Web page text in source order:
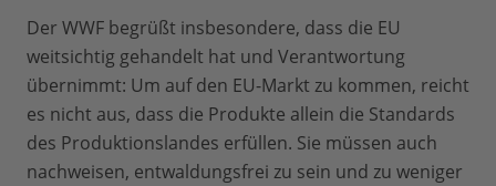
Der WWF begrüßt insbesondere, dass die EU
weitsichtig gehandelt hat und Verantwortung
übernimmt: Um auf den EU-Markt zu kommen, reicht
es nicht aus, dass die Produkte allein die Standards
des Produktionslandes erfüllen. Sie müssen auch
nachweisen, entwaldungsfrei zu sein und zu weniger